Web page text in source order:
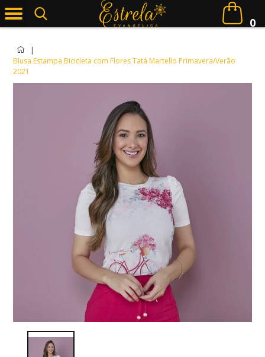
0
|
Blusa Estampa Bicicleta com Flores Tatá Martello Primavera/Verão
2021